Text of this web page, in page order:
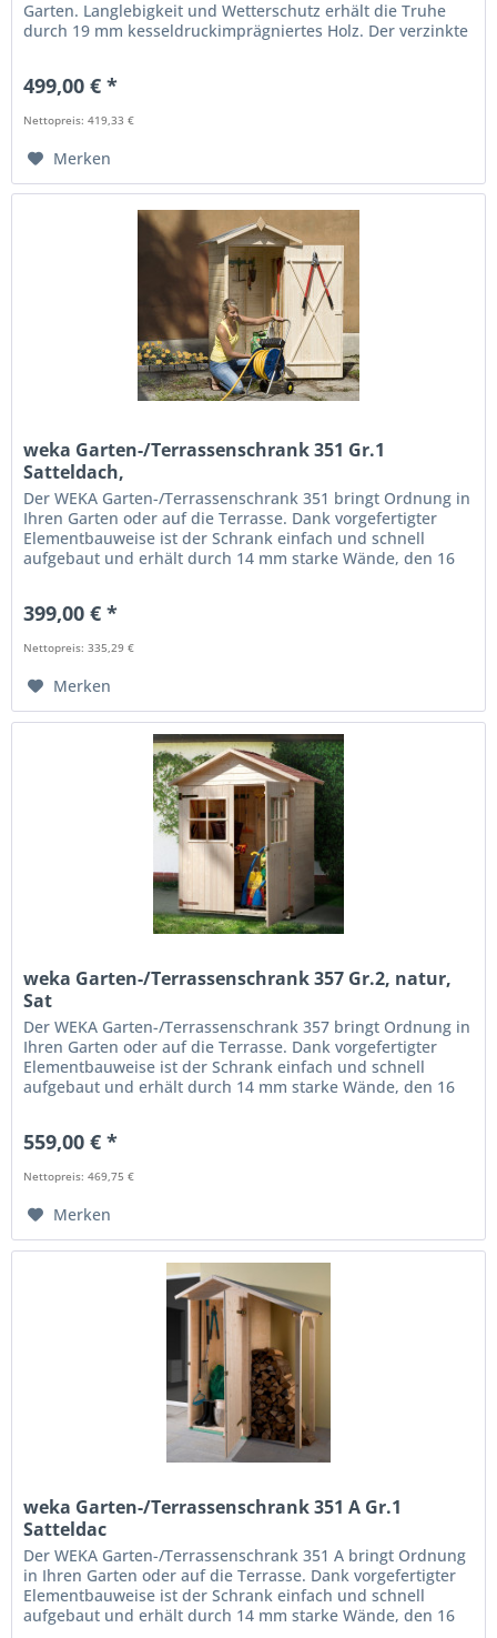
Garten. Langlebigkeit und Wetterschutz erhält die Truhe
durch 19 mm kesseldruckimprägniertes Holz. Der verzinkte
499,00 € *
Nettopreis: 419,33 €
Merken
weka Garten-/Terrassenschrank 351 Gr.1
Satteldach,
Der WEKA Garten-/Terrassenschrank 351 bringt Ordnung in
Ihren Garten oder auf die Terrasse. Dank vorgefertigter
Elementbauweise ist der Schrank einfach und schnell
aufgebaut und erhält durch 14 mm starke Wände, den 16
399,00 € *
Nettopreis: 335,29 €
Merken
weka Garten-/Terrassenschrank 357 Gr.2, natur,
Sat
Der WEKA Garten-/Terrassenschrank 357 bringt Ordnung in
Ihren Garten oder auf die Terrasse. Dank vorgefertigter
Elementbauweise ist der Schrank einfach und schnell
aufgebaut und erhält durch 14 mm starke Wände, den 16
559,00 € *
Nettopreis: 469,75 €
Merken
weka Garten-/Terrassenschrank 351 A Gr.1
Satteldac
Der WEKA Garten-/Terrassenschrank 351 A bringt Ordnung
in Ihren Garten oder auf die Terrasse. Dank vorgefertigter
Elementbauweise ist der Schrank einfach und schnell
aufgebaut und erhält durch 14 mm starke Wände, den 16